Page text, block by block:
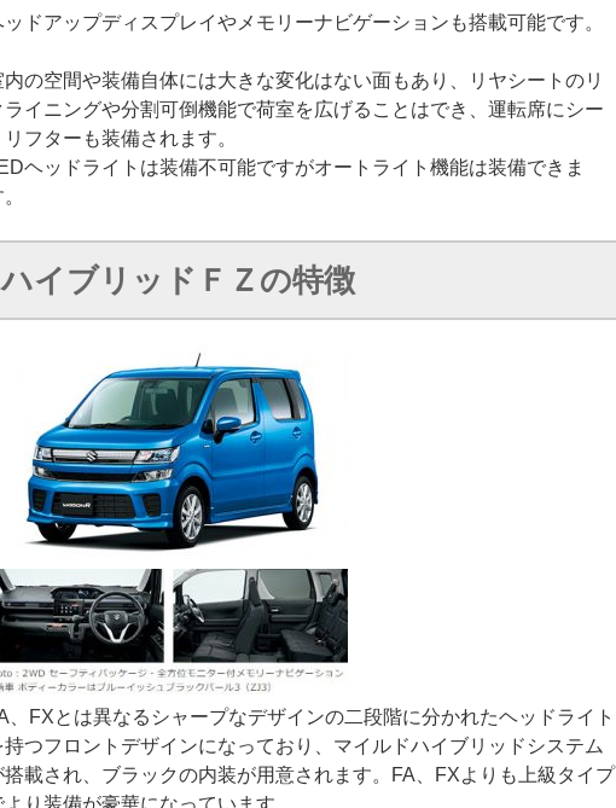
ッドアップディスプレイやメモリーナビゲーションも搭載可能です。
内の空間や装備自体には大きな変化はない面もあり、リヤシートのリ
ライニングや分割可倒機能で荷室を広げることはでき、運転席にシー
リフターも装備されます。
ヘッドライトは装備不可能ですがオートライト機能は装備できま
ハイブリッドＦＺの特徴
、FXとは異なるシャープなデザインの二段階に分かれたヘッドライト
持つフロントデザインになっており、マイルドハイブリッドシステム
搭載され、ブラックの内装が用意されます。FA、FXよりも上級タイプ
より装備が豪華になっています。